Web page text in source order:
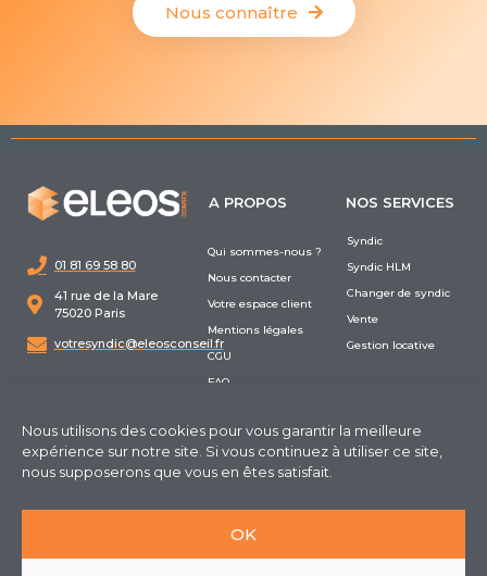
Nous utilisons des cookies pour vous garantir la meilleure
expérience sur notre site. Si vous continuez à utiliser ce site,
nous supposerons que vous en êtes satisfait.
OK
Nous connaître
01 81 69 58 80
41 rue de la Mare
75020 Paris
votresyndic@eleosconseil.fr
A PROPOS
Qui sommes-nous ?
Nous contacter
Votre espace client
Mentions légales
CGU
FAQ
NOS SERVICES
Syndic
Syndic HLM
Changer de syndic
Vente
Gestion locative
Eleos Conseil| Propulsé par